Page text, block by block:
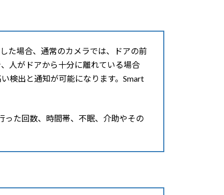
た場合、通常のカメラでは、ドアの前
人がドアから十分に離れている場合
検出と通知が可能になります。Smart
った回数、時間帯、不眠、介助やその